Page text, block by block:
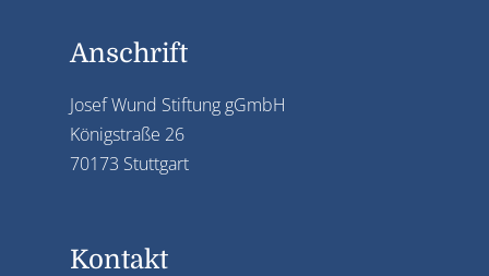
Anschrift
Josef Wund Stiftung gGmbH
Königstraße 26
70173 Stuttgart
Kontakt